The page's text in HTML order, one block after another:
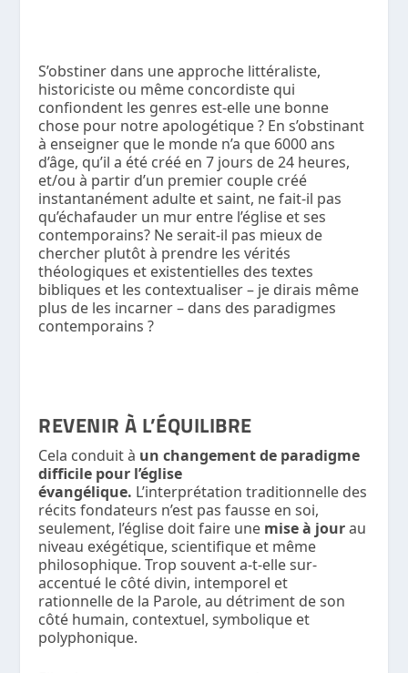
S’obstiner dans une approche littéraliste,
historiciste ou même concordiste qui
confiondent les genres est-elle une bonne
chose pour notre apologétique ? En s’obstinant
à enseigner que le monde n’a que 6000 ans
d’âge, qu’il a été créé en 7 jours de 24 heures,
et/ou à partir d’un premier couple créé
instantanément adulte et saint, ne fait-il pas
qu’échafauder un mur entre l’église et ses
contemporains? Ne serait-il pas mieux de
chercher plutôt à prendre les vérités
théologiques et existentielles des textes
bibliques et les contextualiser – je dirais même
plus de les incarner – dans des paradigmes
contemporains ?
REVENIR À L’ÉQUILIBRE
Cela conduit à un changement de paradigme
difficile pour l’église
évangélique. L’interprétation traditionnelle des
récits fondateurs n’est pas fausse en soi,
seulement, l’église doit faire une mise à jourau
niveau exégétique, scientifique et même
philosophique. Trop souvent a-t-elle sur-
accentué le côté divin, intemporel et
rationnelle de la Parole, au détriment de son
côté humain, contextuel, symbolique et
polyphonique.